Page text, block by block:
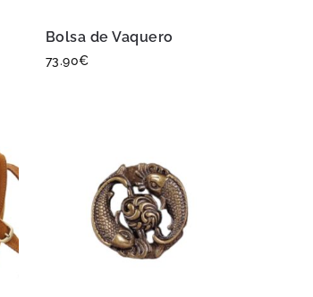
Bolsa de Vaquero
73.90€